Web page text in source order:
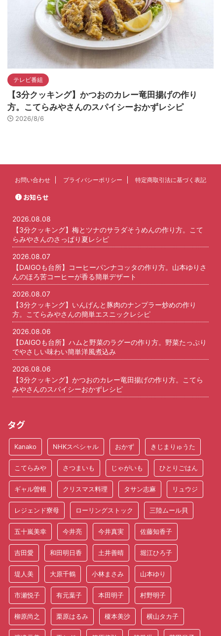
テレビ番組
【3分クッキング】かつおのカレー竜田揚げの作り
方。こてらみやさんのスパイシーおかずレシピ
2026/8/6
お問い合わせ プライバシーポリシー 特定商取引法に基づく表記
お知らせ
2026.08.08
【3分クッキング】梅とツナのサラダそうめんの作り方。こて
らみやさんのさっぱり夏レシピ
2026.08.07
【DAIGOも台所】コーヒーパンナコッタの作り方。山本ゆりさ
んのほろ苦コーヒーが香る簡単デザート
2026.08.07
【3分クッキング】いんげんと豚肉のナンプラー炒めの作り
方。こてらみやさんの簡単エスニックレシピ
2026.08.06
【DAIGOも台所】ハムと野菜のラグーの作り方。野菜たっぷり
でやさしい味わい簡単洋風煮込み
2026.08.06
【3分クッキング】かつおのカレー竜田揚げの作り方。こてら
みやさんのスパイシーおかずレシピ
タグ
Kanako NHKスペシャル おかず きじまりゅうた
こてらみや さつまいも じゃがいも ひとりごはん
ギャル曽根 クリスマス料理 タサン志麻 リュウジ
レジェンド寮母 ローリングストック 三陸ムール貝
五十嵐美幸 今井亮 今井真実 佐藤知香子
吉田愛 和田明日香 土井善晴 堀江ひろ子
堤人美 大原千鶴 小林まさみ 山本ゆり
市瀬悦子 有元葉子 本田明子 村野明子
柳原尚之 栗原はるみ 榎本美沙 横山タカ子